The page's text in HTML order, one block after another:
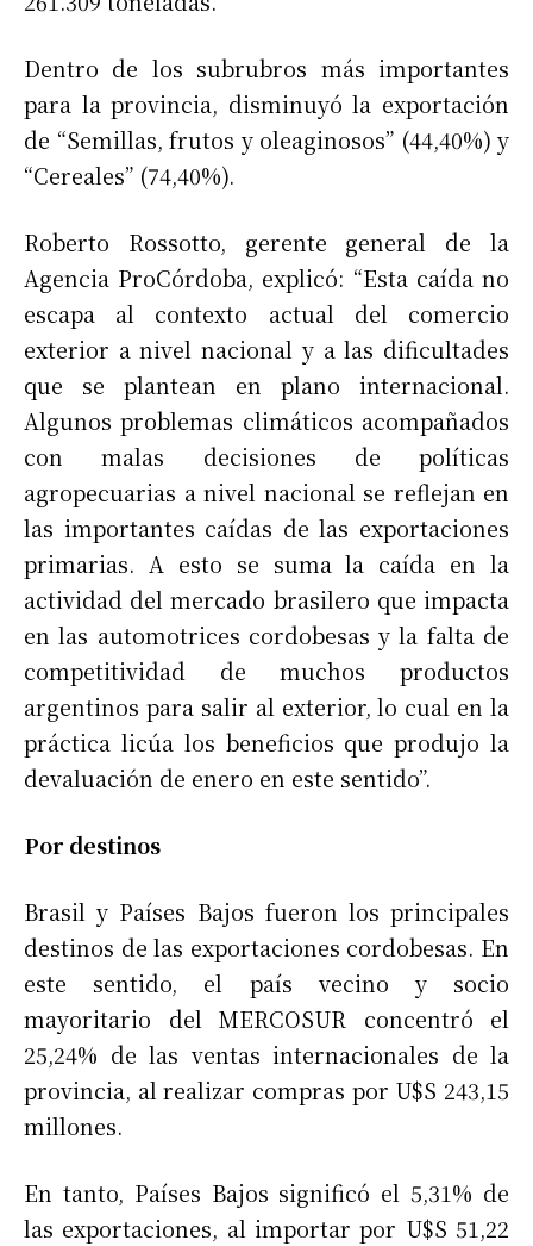
Dentro de los subrubros más importantes
para la provincia, disminuyó la exportación
de “Semillas, frutos y oleaginosos” (44,40%) y
“Cereales” (74,40%).
Roberto Rossotto, gerente general de la
Agencia ProCórdoba, explicó: “Esta caída no
escapa al contexto actual del comercio
exterior a nivel nacional y a las dificultades
que se plantean en plano internacional.
Algunos problemas climáticos acompañados
con malas decisiones de políticas
agropecuarias a nivel nacional se reflejan en
las importantes caídas de las exportaciones
primarias. A esto se suma la caída en la
actividad del mercado brasilero que impacta
en las automotrices cordobesas y la falta de
competitividad de muchos productos
argentinos para salir al exterior, lo cual en la
práctica licúa los beneficios que produjo la
devaluación de enero en este sentido”.
Por destinos
Brasil y Países Bajos fueron los principales
destinos de las exportaciones cordobesas. En
este sentido, el país vecino y socio
mayoritario del MERCOSUR concentró el
25,24% de las ventas internacionales de la
provincia, al realizar compras por U$S 243,15
millones.
En tanto, Países Bajos significó el 5,31% de
las exportaciones, al importar por U$S 51,22